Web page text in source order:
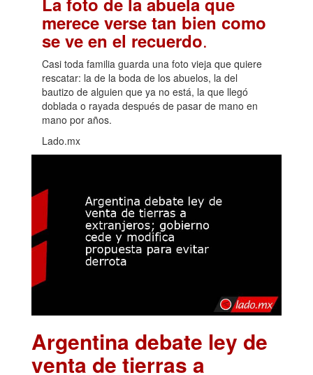
merece verse tan bien como
se ve en el recuerdo.
Casi toda familia guarda una foto vieja que quiere
rescatar: la de la boda de los abuelos, la del
bautizo de alguien que ya no está, la que llegó
doblada o rayada después de pasar de mano en
mano por años.
Lado.mx
Argentina debate ley de
venta de tierras a